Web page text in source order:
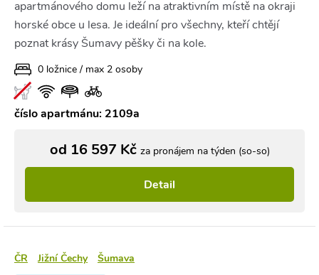
apartmánového domu leží na atraktivním místě na okraji
horské obce u lesa. Je ideální pro všechny, kteří chtějí
poznat krásy Šumavy pěšky či na kole.
0 ložnice / max 2 osoby
číslo apartmánu: 2109a
od 16 597 Kč za pronájem na týden (so-so)
Detail
ČR Jižní Čechy Šumava